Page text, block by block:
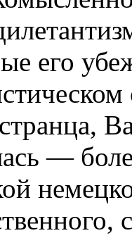
его
—